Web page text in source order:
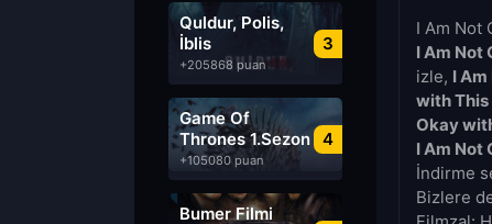
3
Quldur, Polis,
İblis
+205868 puan
4
Game Of
Thrones 1.Sezon
Türkçe Dublaj
izle
+105080 puan
Bumer Filmi
I Am Not
I Am Not
izle, I
with This
Okay
I Am Not
İndirme
Bizlere